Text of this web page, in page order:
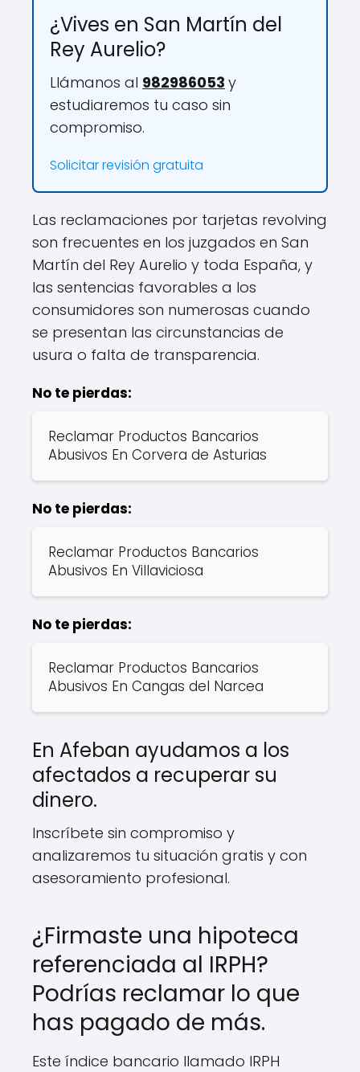
¿Vives en San Martín del
Rey Aurelio?
Llámanos al 982986053 y
estudiaremos tu caso sin
compromiso.
Solicitar revisión gratuita
Las reclamaciones por tarjetas revolving
son frecuentes en los juzgados en San
Martín del Rey Aurelio y toda España, y
las sentencias favorables a los
consumidores son numerosas cuando
se presentan las circunstancias de
usura o falta de transparencia.
No te pierdas:
Reclamar Productos Bancarios
Abusivos En Corvera de Asturias
No te pierdas:
Reclamar Productos Bancarios
Abusivos En Villaviciosa
No te pierdas:
Reclamar Productos Bancarios
Abusivos En Cangas del Narcea
En Afeban ayudamos a los
afectados a recuperar su
dinero.
Inscríbete sin compromiso y
analizaremos tu situación gratis y con
asesoramiento profesional.
¿Firmaste una hipoteca
referenciada al IRPH?
Podrías reclamar lo que
has pagado de más.
Este índice bancario llamado IRPH